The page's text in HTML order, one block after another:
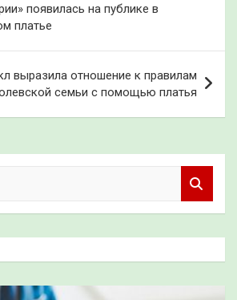
появилась на публике в
платье
выразила отношение к правилам
семьи с помощью платья